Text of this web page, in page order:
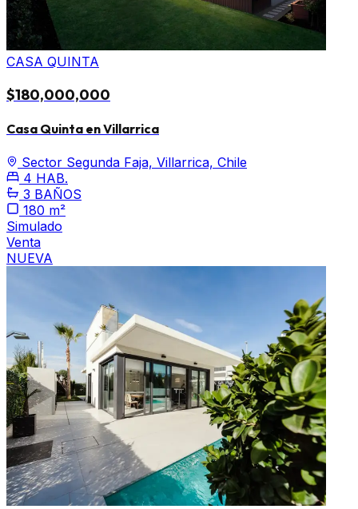
CASA QUINTA
$180,000,000
Casa Quinta en Villarrica
Sector Segunda Faja, Villarrica, Chile
4 HAB.
3 BAÑOS
180 m²
Simulado
Venta
NUEVA